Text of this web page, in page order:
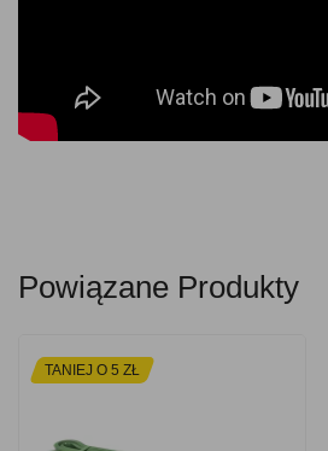
Powiązane Produkty
TANIEJ O 5 ZŁ